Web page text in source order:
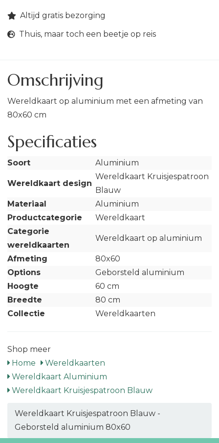
Altijd gratis bezorging
Thuis, maar toch een beetje op reis
Omschrijving
Wereldkaart op aluminium met een afmeting van
80x60 cm
Specificaties
Soort Aluminium
Wereldkaart design
Wereldkaart Kruisjespatroon
Blauw
Materiaal
Aluminium
Productcategorie
Wereldkaart
Categorie
wereldkaarten
Wereldkaart op aluminium
Afmeting
80x60
Options
Geborsteld aluminium
Hoogte
60 cm
Breedte
80 cm
Collectie
Wereldkaarten
Shop meer
Home
Wereldkaarten
Wereldkaart Aluminium
Wereldkaart Kruisjespatroon Blauw
Wereldkaart Kruisjespatroon Blauw -
Geborsteld aluminium 80x60